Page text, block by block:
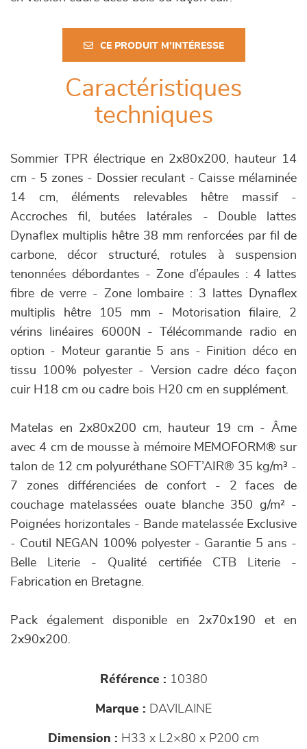
CE PRODUIT M'INTÉRESSE
Caractéristiques
techniques
Sommier TPR électrique en 2x80x200, hauteur 14
cm - 5 zones - Dossier reculant - Caisse mélaminée
14 cm, éléments relevables hêtre massif -
Accroches fil, butées latérales - Double lattes
Dynaflex multiplis hêtre 38 mm renforcées par fil de
carbone, décor structuré, rotules à suspension
tenonnées débordantes - Zone d’épaules : 4 lattes
fibre de verre - Zone lombaire : 3 lattes Dynaflex
multiplis hêtre 105 mm - Motorisation filaire, 2
vérins linéaires 6000N - Télécommande radio en
option - Moteur garantie 5 ans - Finition déco en
tissu 100% polyester - Version cadre déco façon
cuir H18 cm ou cadre bois H20 cm en supplément.
Matelas en 2x80x200 cm, hauteur 19 cm - Âme
avec 4 cm de mousse à mémoire MEMOFORM® sur
talon de 12 cm polyuréthane SOFT’AIR® 35 kg/m³ -
7 zones différenciées de confort - 2 faces de
couchage matelassées ouate blanche 350 g/m² -
Poignées horizontales - Bande matelassée Exclusive
- Coutil NEGAN 100% polyester - Garantie 5 ans -
Belle Literie - Qualité certifiée CTB Literie -
Fabrication en Bretagne.
Pack également disponible en 2x70x190 et en
2x90x200.
Référence : 10380
Marque : DAVILAINE
Dimension : H33 x L2×80 x P200 cm